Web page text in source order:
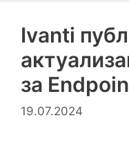
Ivanti
за
19.07.2024